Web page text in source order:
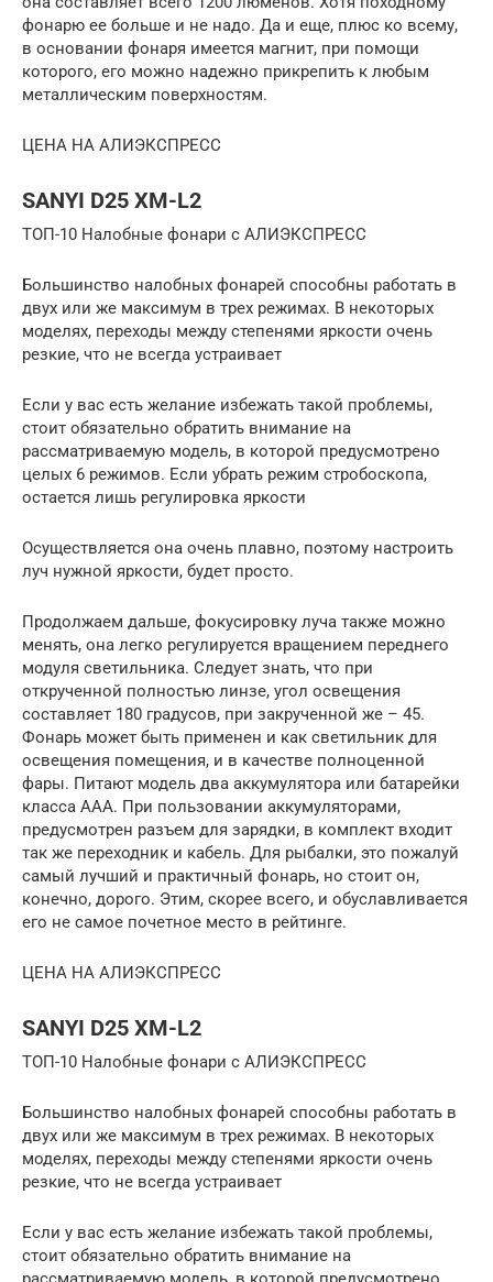
фонарю ее больше и не надо. Да и еще, плюс ко всему,
в основании фонаря имеется магнит, при помощи
которого, его можно надежно прикрепить к любым
металлическим поверхностям.
ЦЕНА НА АЛИЭКСПРЕСС
SANYI D25 XM-L2
ТОП-10 Налобные фонари с АЛИЭКСПРЕСС
Большинство налобных фонарей способны работать в
двух или же максимум в трех режимах. В некоторых
моделях, переходы между степенями яркости очень
резкие, что не всегда устраивает
Если у вас есть желание избежать такой проблемы,
стоит обязательно обратить внимание на
рассматриваемую модель, в которой предусмотрено
целых 6 режимов. Если убрать режим стробоскопа,
остается лишь регулировка яркости
Осуществляется она очень плавно, поэтому настроить
луч нужной яркости, будет просто.
Продолжаем дальше, фокусировку луча также можно
менять, она легко регулируется вращением переднего
модуля светильника. Следует знать, что при
открученной полностью линзе, угол освещения
составляет 180 градусов, при закрученной же – 45.
Фонарь может быть применен и как светильник для
освещения помещения, и в качестве полноценной
фары. Питают модель два аккумулятора или батарейки
класса ААА. При пользовании аккумуляторами,
предусмотрен разъем для зарядки, в комплект входит
так же переходник и кабель. Для рыбалки, это пожалуй
самый лучший и практичный фонарь, но стоит он,
конечно, дорого. Этим, скорее всего, и обуславливается
его не самое почетное место в рейтинге.
ЦЕНА НА АЛИЭКСПРЕСС
SANYI D25 XM-L2
ТОП-10 Налобные фонари с АЛИЭКСПРЕСС
Большинство налобных фонарей способны работать в
двух или же максимум в трех режимах. В некоторых
моделях, переходы между степенями яркости очень
резкие, что не всегда устраивает
Если у вас есть желание избежать такой проблемы,
стоит обязательно обратить внимание на